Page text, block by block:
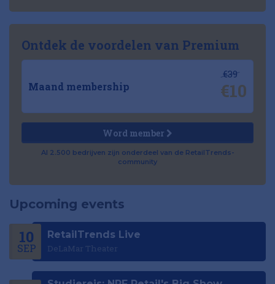
Ontdek de voordelen van Premium
Maand membership
€39
€10
Word member
Al 2.500 bedrijven zijn onderdeel van de RetailTrends-
community
Upcoming events
10
SEP
RetailTrends Live
DeLaMar Theater